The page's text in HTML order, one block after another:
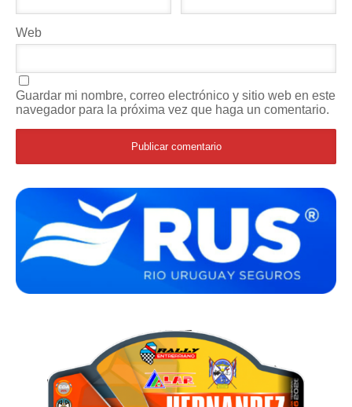
Web
Guardar mi nombre, correo electrónico y sitio web en este
navegador para la próxima vez que haga un comentario.